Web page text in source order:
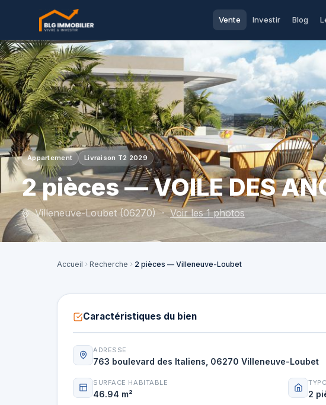
Vente Investir Blog
Appartement Livraison T2 2029
2 pièces — VOILE DES
Villeneuve-Loubet (06270) ·Voir les 1 photos
Accueil Recherche 2 pièces — Villeneuve-Loubet
Caractéristiques du bien
ADRESSE
763 boulevard des Italiens, 06270 Villeneuve-Loubet
SURFACE HABITABLE
46.94 m² 2